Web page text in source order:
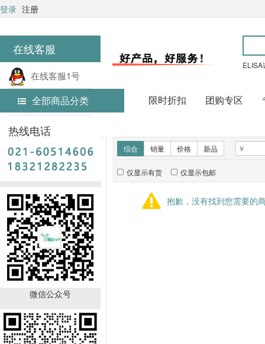
在线客服
在线客服1号
在线客服2号
热线电话
微信公众号
登录 注册
ELISA
全部商品分类 限时折扣 团购专区
首页
实验耗材
新品推荐
销量排行
TFF1 Antibody YB-
723431HU
综合 销量 价格 新品
仅显示有货 仅显示包邮
抱歉，没有找到您需要的